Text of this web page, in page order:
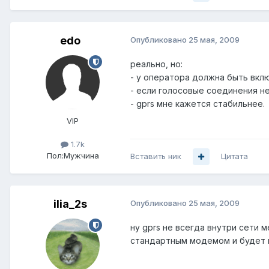
edo
VIP
1.7k
Пол:Мужчина
Опубликовано 25 мая, 2009
реально, но:
- у оператора должна быть
- если голосовые соединения
- gprs мне кажется стабильнее.
Вставить ник Цитата
ilia_2s Опубликовано 25 мая, 2009
ну gprs не всегда внутри сети
стандартным модемом и будет